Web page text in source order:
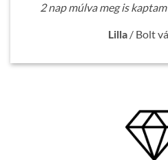
2 nap múlva meg is
Lilla / Bolt